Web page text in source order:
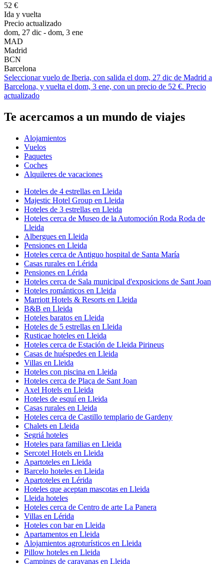
52 €
Ida y vuelta
Precio actualizado
dom, 27 dic - dom, 3 ene
MAD
Madrid
BCN
Barcelona
Seleccionar vuelo de Iberia, con salida el dom, 27 dic de Madrid a
Barcelona, y vuelta el dom, 3 ene, con un precio de 52 €. Precio
actualizado
Te acercamos a un mundo de viajes
Alojamientos
Vuelos
Paquetes
Coches
Alquileres de vacaciones
Hoteles de 4 estrellas en Lleida
Majestic Hotel Group en Lleida
Hoteles de 3 estrellas en Lleida
Hoteles cerca de Museo de la Automoción Roda Roda de
Lleida
Albergues en Lleida
Pensiones en Lleida
Hoteles cerca de Antiguo hospital de Santa María
Casas rurales en Lérida
Pensiones en Lérida
Hoteles cerca de Sala municipal d'exposicions de Sant Joan
Hoteles románticos en Lleida
Marriott Hotels & Resorts en Lleida
B&B en Lleida
Hoteles baratos en Lleida
Hoteles de 5 estrellas en Lleida
Rusticae hoteles en Lleida
Hoteles cerca de Estación de Lleida Pirineus
Casas de huéspedes en Lleida
Villas en Lleida
Hoteles con piscina en Lleida
Hoteles cerca de Plaça de Sant Joan
Axel Hotels en Lleida
Hoteles de esquí en Lleida
Casas rurales en Lleida
Hoteles cerca de Castillo templario de Gardeny
Chalets en Lleida
Segriá hoteles
Hoteles para familias en Lleida
Sercotel Hotels en Lleida
Apartoteles en Lleida
Barcelo hoteles en Lleida
Apartoteles en Lérida
Hoteles que aceptan mascotas en Lleida
Lleida hoteles
Hoteles cerca de Centro de arte La Panera
Villas en Lérida
Hoteles con bar en Lleida
Apartamentos en Lleida
Alojamientos agroturísticos en Lleida
Pillow hoteles en Lleida
Campings de caravanas en Lleida